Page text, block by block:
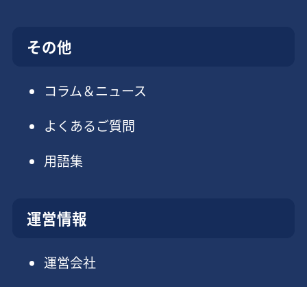
その他
コラム＆ニュース
よくあるご質問
用語集
運営情報
運営会社